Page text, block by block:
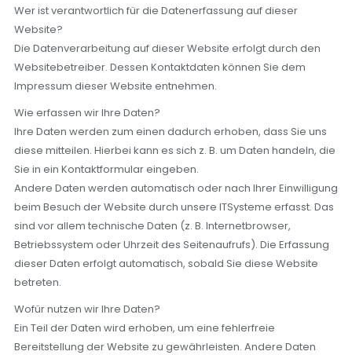
Wer ist verantwortlich für die Datenerfassung auf dieser
Website?
Die Datenverarbeitung auf dieser Website erfolgt durch den
Websitebetreiber. Dessen Kontaktdaten können Sie dem
Impressum dieser Website entnehmen.
Wie erfassen wir Ihre Daten?
Ihre Daten werden zum einen dadurch erhoben, dass Sie uns
diese mitteilen. Hierbei kann es sich z. B. um Daten handeln, die
Sie in ein Kontaktformular eingeben.
Andere Daten werden automatisch oder nach Ihrer Einwilligung
beim Besuch der Website durch unsere ITSysteme erfasst. Das
sind vor allem technische Daten (z. B. Internetbrowser,
Betriebssystem oder Uhrzeit des Seitenaufrufs). Die Erfassung
dieser Daten erfolgt automatisch, sobald Sie diese Website
betreten.
Wofür nutzen wir Ihre Daten?
Ein Teil der Daten wird erhoben, um eine fehlerfreie
Bereitstellung der Website zu gewährleisten. Andere Daten